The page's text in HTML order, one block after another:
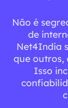
Não é
de
Net4India
que outros,
Isso